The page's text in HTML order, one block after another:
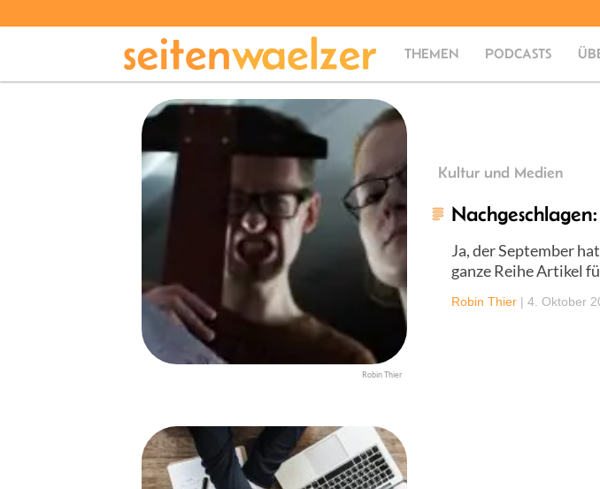
THEMEN PODCASTS
Robin Thier
Kultur und Medien
Ja, der September
ganze Reihe Artikel
Robin Thier | 4. Oktober